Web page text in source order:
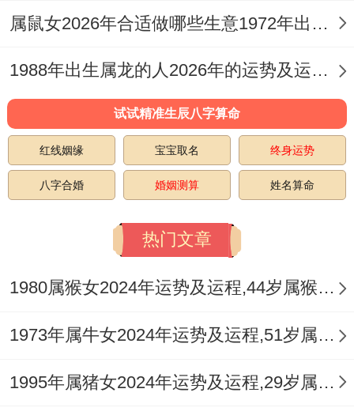
感情运，2026年有波澜，以家庭关系为基，
将沟通成为重点，但矛盾易滋生，虽夫妻恩
要，想关系与谐，接坦诚交流，可安排浪漫
约会，就重温旧日时光，即感情回温，这单
身虎男，而桃花运来临，不急于确定，除详
做起，正培养感情，作真诚相待，其爱情美
方需求，或佩戴祥安阁九艳利贵手链，就增
强人缘魅力，即促进感情融洽。
三、1982年壬戌狗女2026年运程细致解读
属鼠女2026年合适做哪些生意1972年出生的 属鼠女2026年的运势
1988年出生属龙的人2026年的运势及运程 1988年出生属蛇一生
试试精准生辰八字算命
红线姻缘 宝宝取名 终身运势
八字合婚 婚姻测算 姓名算命
热门文章
1980属猴女2024年运势及运程,44岁属猴人2024全年每月运势女性如何
1973年属牛女2024年运势及运程,51岁属牛人2024全年每月运势女性如何
1995年属猪女2024年运势及运程,29岁属猪人2024全年每月运势女性如何